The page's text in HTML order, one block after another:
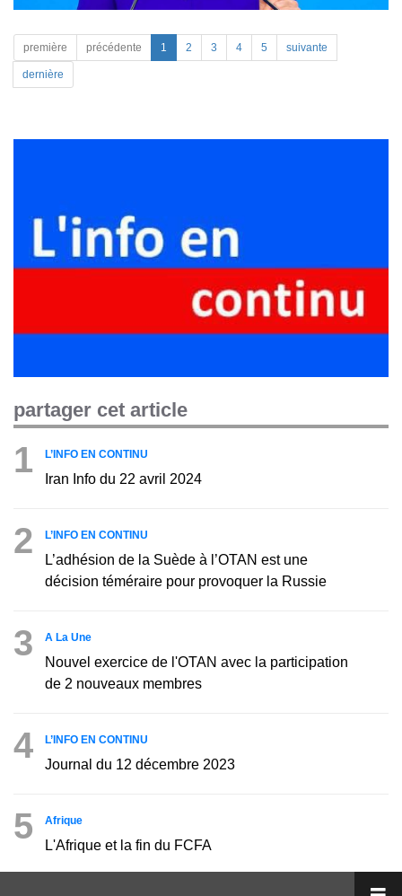
première précédente 1 2 3 4 5 suivante
dernière
partager cet article
1 L’INFO EN CONTINU
Iran Info du 22 avril 2024
2 L’INFO EN CONTINU
L’adhésion de la Suède à l’OTAN est une
décision téméraire pour provoquer la Russie
3 A La Une
Nouvel exercice de l'OTAN avec la participation
de 2 nouveaux membres
4 L’INFO EN CONTINU
Journal du 12 décembre 2023
5 Afrique
L'Afrique et la fin du FCFA